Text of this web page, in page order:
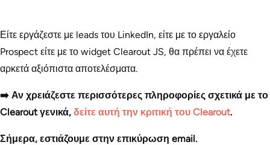
Είτε εργάζεστε με leads του LinkedIn, είτε με το εργαλείο
Prospect είτε με το widget Clearout JS, θα πρέπει να έχετε
αρκετά αξιόπιστα αποτελέσματα.
➡️ Αν χρειάζεστε περισσότερες πληροφορίες σχετικά με το
Clearout γενικά, δείτε αυτή την κριτική του Clearout.
Σήμερα, εστιάζουμε στην επικύρωση email.